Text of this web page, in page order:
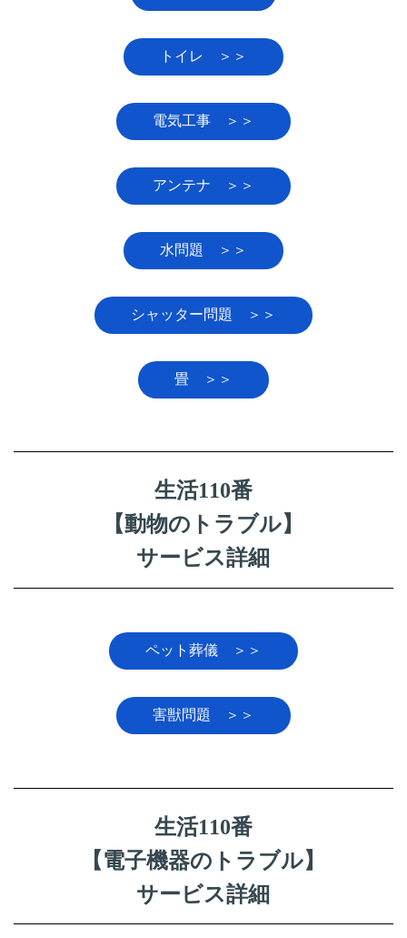
トイレ ＞＞
電気工事 ＞＞
アンテナ ＞＞
水問題 ＞＞
シャッター問題 ＞＞
畳 ＞＞
生活110番
【動物のトラブル】
サービス詳細
ペット葬儀 ＞＞
害獣問題 ＞＞
生活110番
【電子機器のトラブル】
サービス詳細